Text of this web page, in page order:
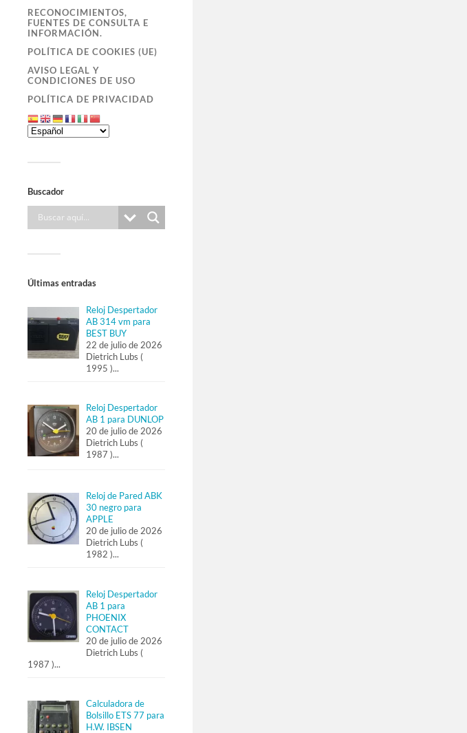
RECONOCIMIENTOS,
FUENTES DE CONSULTA E
INFORMACIÓN.
POLÍTICA DE COOKIES (UE)
AVISO LEGAL Y
CONDICIONES DE USO
POLÍTICA DE PRIVACIDAD
Buscador
Últimas entradas
Reloj Despertador
AB 314 vm para
BEST BUY
22 de julio de 2026
Dietrich Lubs (
1995 )...
Reloj Despertador
AB 1 para DUNLOP
20 de julio de 2026
Dietrich Lubs (
1987 )...
Reloj de Pared ABK
30 negro para
APPLE
20 de julio de 2026
Dietrich Lubs (
1982 )...
Reloj Despertador
AB 1 para
PHOENIX
CONTACT
20 de julio de 2026
Dietrich Lubs (
1987 )...
Calculadora de
Bolsillo ETS 77 para
H.W. IBSEN